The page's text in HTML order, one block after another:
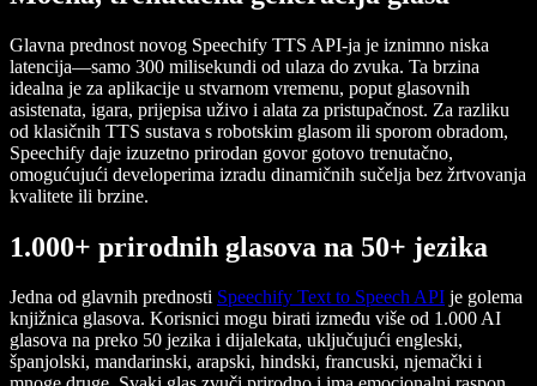
Glavna prednost novog Speechify TTS API-ja je iznimno niska
latencija—samo 300 milisekundi od ulaza do zvuka. Ta brzina
idealna je za aplikacije u stvarnom vremenu, poput glasovnih
asistenata, igara, prijepisa uživo i alata za pristupačnost. Za razliku
od klasičnih TTS sustava s robotskim glasom ili sporom obradom,
Speechify daje izuzetno prirodan govor gotovo trenutačno,
omogućujući developerima izradu dinamičnih sučelja bez žrtvovanja
kvalitete ili brzine.
1.000+ prirodnih glasova na 50+ jezika
Jedna od glavnih prednosti Speechify Text to Speech API je golema
knjižnica glasova. Korisnici mogu birati između više od 1.000 AI
glasova na preko 50 jezika i dijalekata, uključujući engleski,
španjolski, mandarinski, arapski, hindski, francuski, njemački i